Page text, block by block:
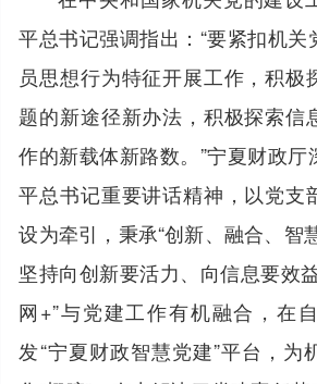
平总书记强调指出：“要紧扣机
员思想行为特征开展工作，积极
题的新途径新办法，积极探索信
作的新载体新路数。”宁夏财政
平总书记重要讲话精神，以党支
设为牵引，秉承“创新、融合、智
坚持向创新要活力、向信息要效
网+”与党建工作有机融合，在
发“宁夏财政智慧党建”平台，为